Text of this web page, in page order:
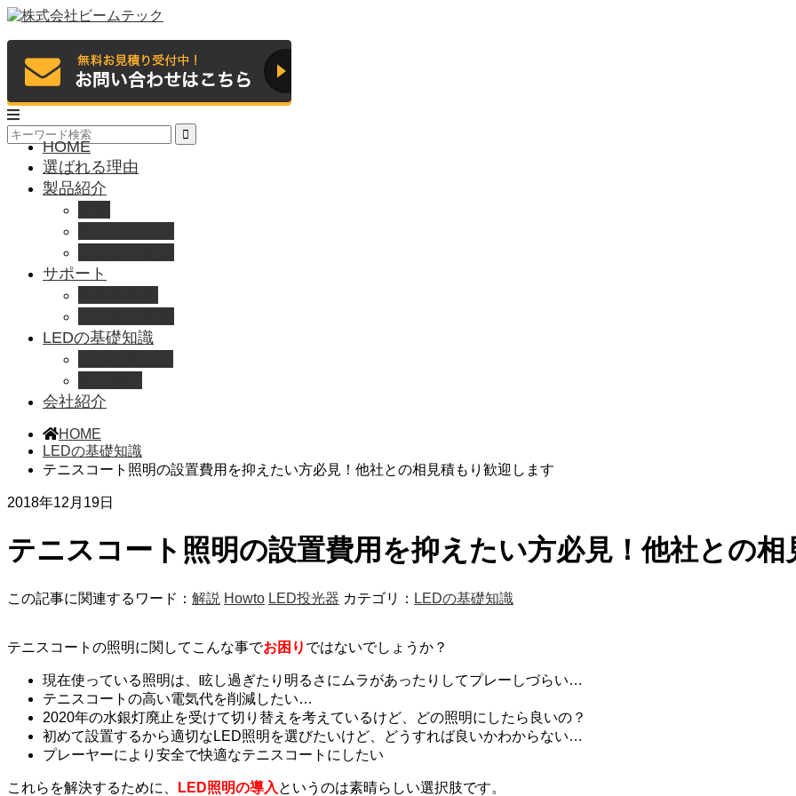
HOME
選ばれる理由
製品紹介
サポート
LEDの基礎知識
会社紹介
HOME
LEDの基礎知識
テニスコート照明の設置費用を抑えたい方必見！他社との相見積もり歓迎します
2018年12月19日
テニスコート照明の設置費用を抑えたい方必見！他社との
この記事に関連するワード： 解説 Howto LED投光器 カテゴリ： LEDの基礎知識
テニスコートの照明に関してこんな事でお困り ではないでしょうか？
現在使っている照明は、眩し過ぎたり明るさにムラがあったりしてプレーしづらい…
テニスコートの高い電気代を削減したい…
2020年の水銀灯廃止を受けて切り替えを考えているけど、どの照明にしたら良いの？
初めて設置するから適切なLED照明を選びたいけど、どうすれば良いかわからない…
プレーヤーにより安全で快適なテニスコートにしたい
これらを解決するために、 LED照明の導入 というのは素晴らしい選択肢です。